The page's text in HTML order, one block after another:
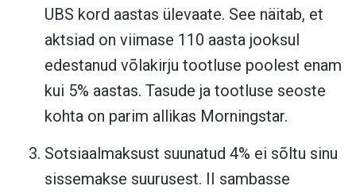
UBS kord aastas ülevaate. See näitab, et
aktsiad on viimase 110 aasta jooksul
edestanud võlakirju tootluse poolest enam
kui 5% aastas. Tasude ja tootluse seoste
kohta on parim allikas Morningstar.
Sotsiaalmaksust suunatud 4% ei sõltu sinu
sissemakse suurusest. II sambasse